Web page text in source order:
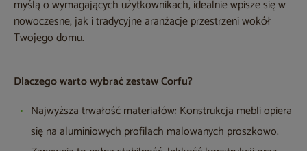
myślą o wymagających użytkownikach, idealnie wpisze się w
nowoczesne, jak i tradycyjne aranżacje przestrzeni wokół
Twojego domu.
Dlaczego warto wybrać zestaw Corfu?
Najwyższa trwałość materiałów: Konstrukcja mebli opiera
się na aluminiowych profilach malowanych proszkowo.